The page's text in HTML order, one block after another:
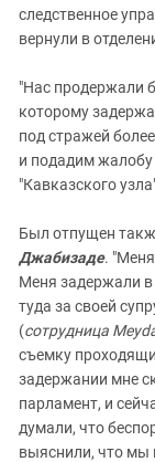
следственное
вернули в
"Нас продержали
которому
под стражей
и подадим жалобу
"Кавказского
Был отпущен
Джабизаде.
Меня задержали в
туда за своей
(сотрудница
съемку
задержании мне
парламент, и
думали, что
выяснили, что мы